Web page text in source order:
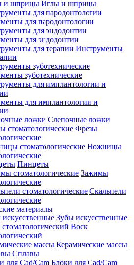
Иглы и шприцы
для пародонтологии
для эндодонтии
Инструменты
зуботехнические
для имплантологии и
Слепочные ложки
Фрезы
Ножницы
Пинцеты
Зажимы
Скальпели
материалы
Зубы искусственные
Воск
Керамические массы
Сплавы
Блоки для Cad/Cam